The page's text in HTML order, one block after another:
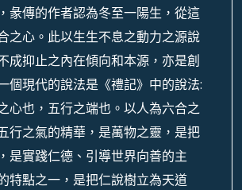
彖傳的作者認為冬至一陽生，從這
之心。此以生生不息之動力之源說
成抑止之內在傾向和本源，亦是創
個現代的說法是《禮記》中的說法:
心也，五行之端也。以人為六合之
行之氣的精華，是萬物之靈，是把
是實踐仁德、引導世界向善的主
特點之一，是把仁說樹立為天道